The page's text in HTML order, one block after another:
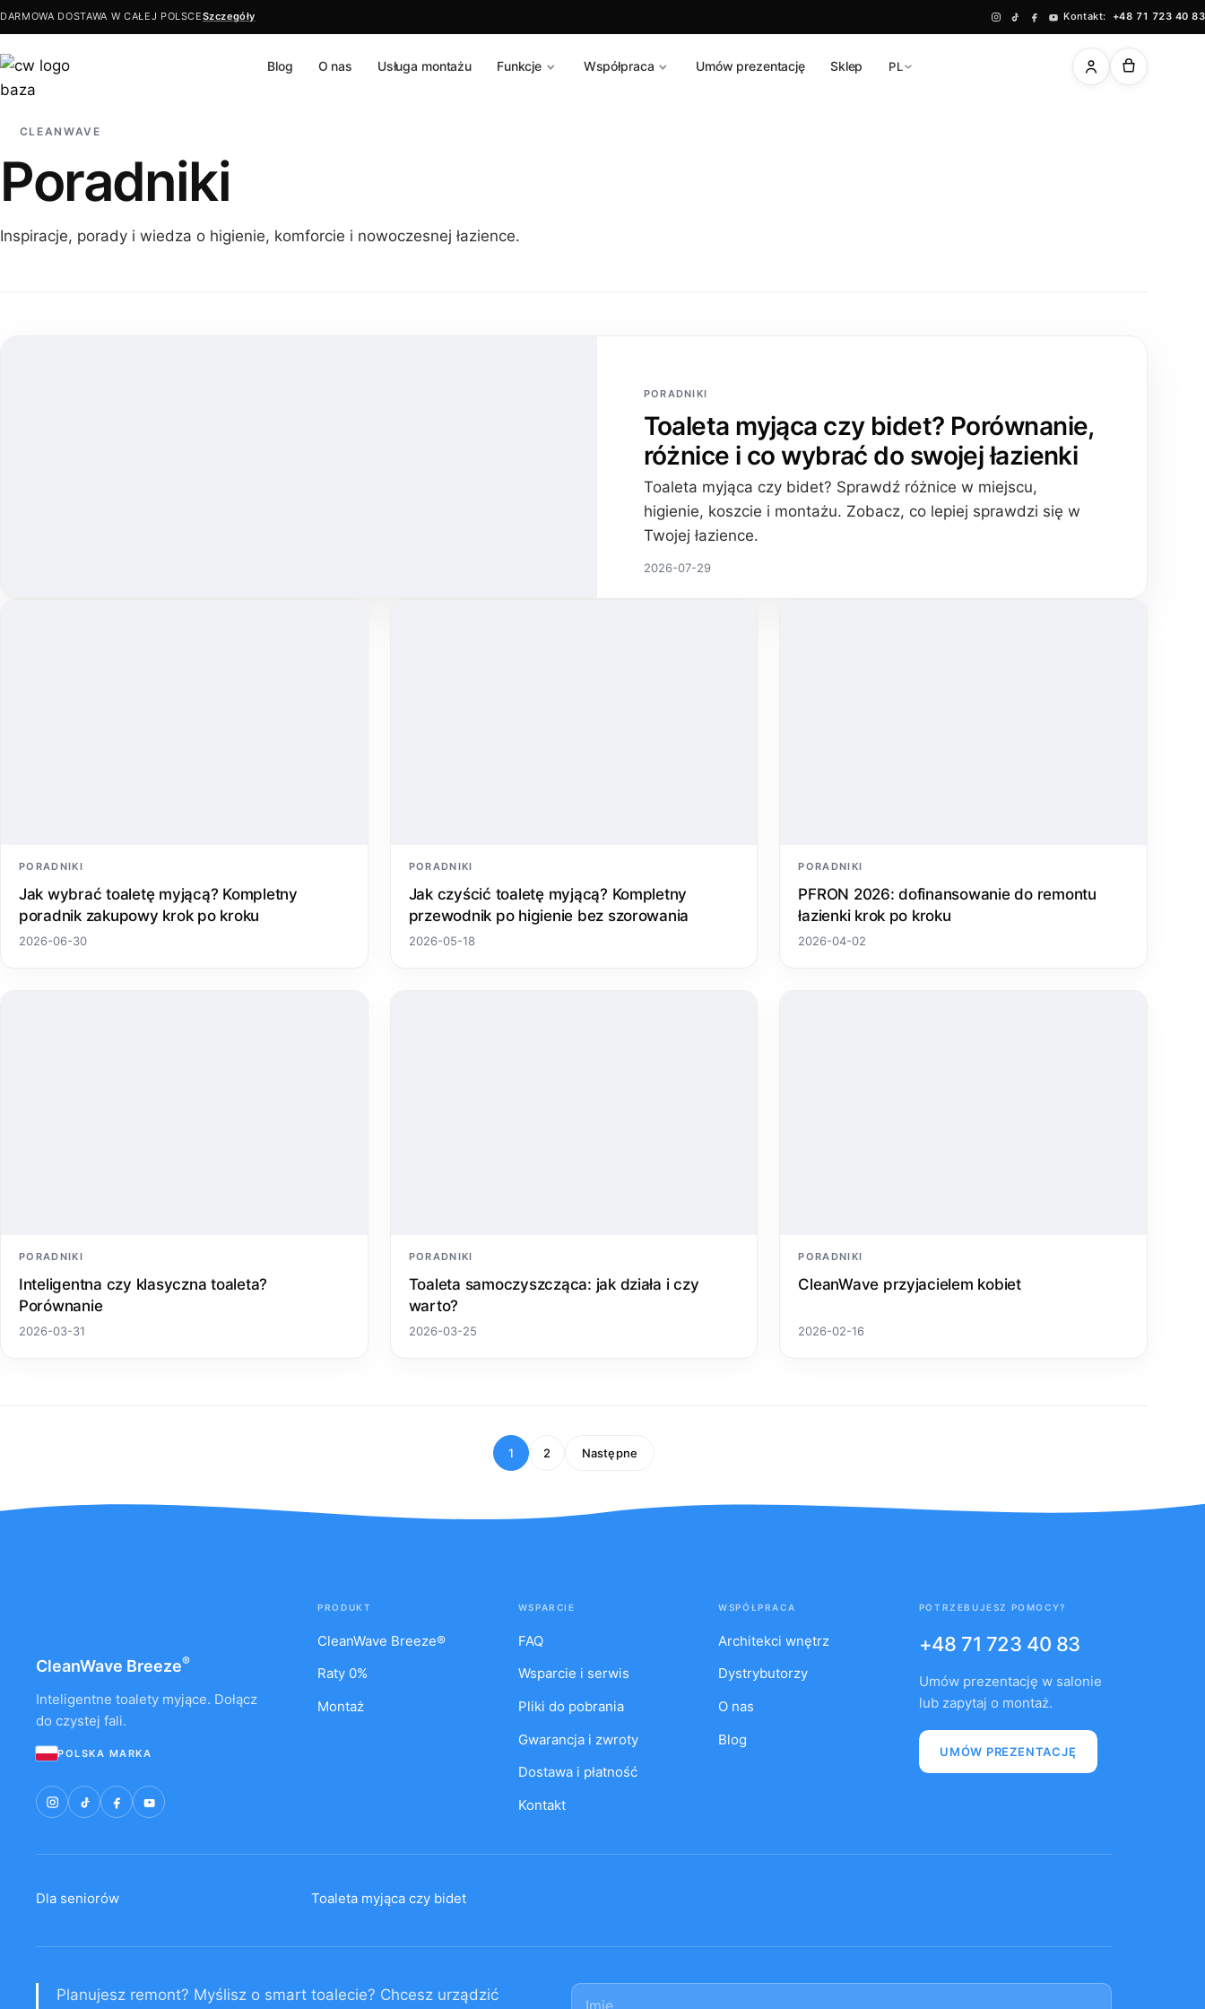
Przejdź
do
treści
DARMOWA DOSTAWA W CAŁEJ POLSCESzczegóły Kontakt: +48 71 723 40 83
Blog O nas Usługa montażu Funkcje Współpraca Umów prezentację Sklep PL
CLEANWAVE
Poradniki
Inspiracje, porady i wiedza o higienie, komforcie i nowoczesnej łazience.
PORADNIKI
Toaleta myjąca czy bidet? Porównanie,
różnice i co wybrać do swojej łazienki
Toaleta myjąca czy bidet? Sprawdź różnice w miejscu,
higienie, koszcie i montażu. Zobacz, co lepiej sprawdzi się w
Twojej łazience.
2026-07-29
PORADNIKI
Jak wybrać toaletę myjącą? Kompletny
poradnik zakupowy krok po kroku
2026-06-30
PORADNIKI
Jak czyścić toaletę myjącą? Kompletny
przewodnik po higienie bez szorowania
2026-05-18
PORADNIKI
PFRON 2026: dofinansowanie do remontu
łazienki krok po kroku
2026-04-02
PORADNIKI
Inteligentna czy klasyczna toaleta?
Porównanie
2026-03-31
PORADNIKI
Toaleta samoczyszcząca: jak działa i czy
warto?
2026-03-25
PORADNIKI
CleanWave przyjacielem kobiet
2026-02-16
1 2 Następne
CleanWave Breeze®
Inteligentne toalety myjące. Dołącz
do czystej fali.
POLSKA MARKA
PRODUKT
CleanWave Breeze®
Raty 0%
Montaż
WSPARCIE
FAQ
Wsparcie i serwis
Pliki do pobrania
Gwarancja i zwroty
Dostawa i płatność
Kontakt
WSPÓŁPRACA
Architekci wnętrz
Dystrybutorzy
O nas
Blog
POTRZEBUJESZ POMOCY?
+48 71 723 40 83
Umów prezentację w salonie
lub zapytaj o montaż.
UMÓW PREZENTACJĘ
Dla seniorów Toaleta myjąca czy bidet
Planujesz remont? Myślisz o smart toalecie? Chcesz urządzić Imię